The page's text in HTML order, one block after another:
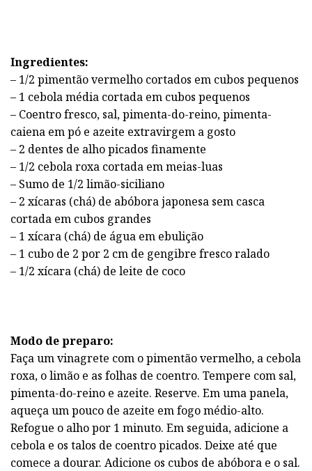
Ingredientes:
– 1/2 pimentão vermelho cortados em cubos pequenos
– 1 cebola média cortada em cubos pequenos
– Coentro fresco, sal, pimenta-do-reino, pimenta-
caiena em pó e azeite extravirgem a gosto
– 2 dentes de alho picados finamente
– 1/2 cebola roxa cortada em meias-luas
– Sumo de 1/2 limão-siciliano
– 2 xícaras (chá) de abóbora japonesa sem casca
cortada em cubos grandes
– 1 xícara (chá) de água em ebulição
– 1 cubo de 2 por 2 cm de gengibre fresco ralado
– 1/2 xícara (chá) de leite de coco
Modo de preparo:
Faça um vinagrete com o pimentão vermelho, a cebola
roxa, o limão e as folhas de coentro. Tempere com sal,
pimenta-do-reino e azeite. Reserve. Em uma panela,
aqueça um pouco de azeite em fogo médio-alto.
Refogue o alho por 1 minuto. Em seguida, adicione a
cebola e os talos de coentro picados. Deixe até que
comece a dourar. Adicione os cubos de abóbora e o sal.